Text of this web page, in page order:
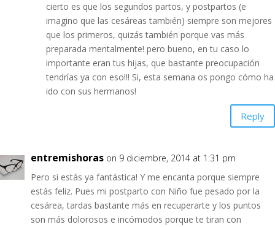
cierto es que los segundos partos, y postpartos (e
imagino que las cesáreas también) siempre son mejores
que los primeros, quizás también porque vas más
preparada mentalmente! pero bueno, en tu caso lo
importante eran tus hijas, que bastante preocupación
tendrías ya con eso!!! Si, esta semana os pongo cómo ha
ido con sus hermanos!
Reply
entremishoras on 9 diciembre, 2014 at 1:31 pm
Pero si estás ya fantástica! Y me encanta porque siempre
estás feliz. Pues mi postparto con Niño fue pesado por la
cesárea, tardas bastante más en recuperarte y los puntos
son más dolorosos e incómodos porque te tiran con